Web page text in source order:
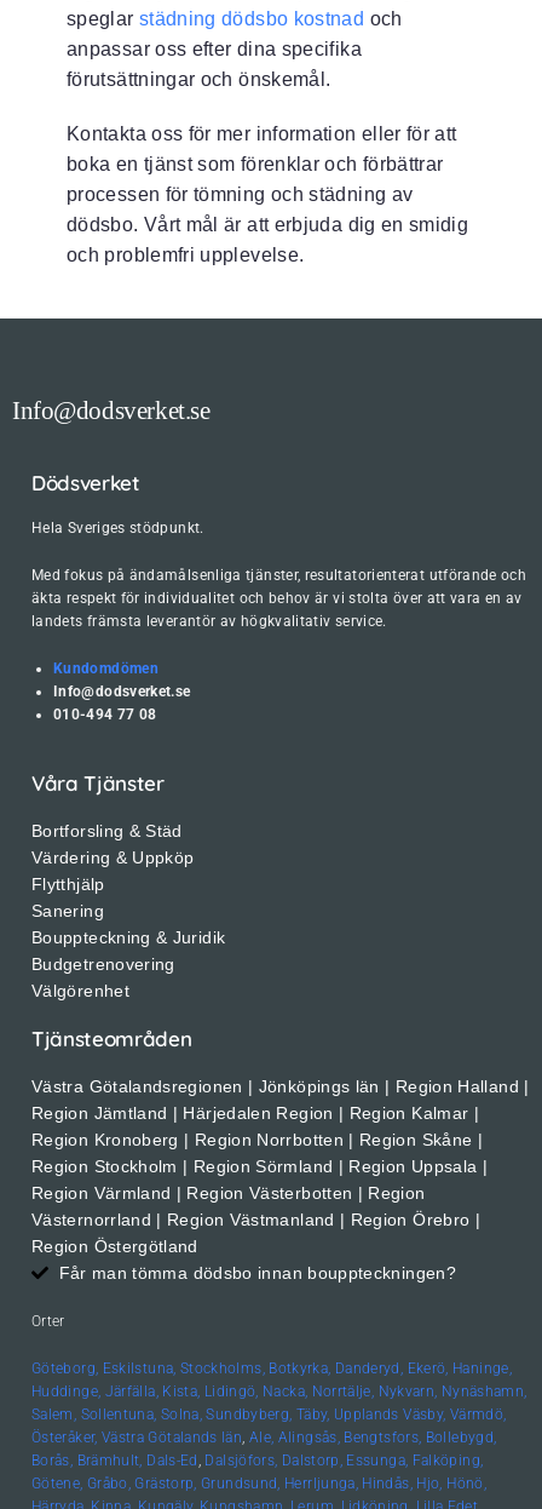
speglar städning dödsbo kostnad och
anpassar oss efter dina specifika
förutsättningar och önskemål.
Kontakta oss för mer information eller för att
boka en tjänst som förenklar och förbättrar
processen för tömning och städning av
dödsbo. Vårt mål är att erbjuda dig en smidig
och problemfri upplevelse.
Info@dodsverket.se
Dödsverket
Hela Sveriges stödpunkt.
Med fokus på ändamålsenliga tjänster, resultatorienterat utförande och
äkta respekt för individualitet och behov är vi stolta över att vara en av
landets främsta leverantör av högkvalitativ service.
Kundomdömen
Info@dodsverket.se
010-494 77 08
Våra Tjänster
Bortforsling & Städ
Värdering & Uppköp
Flytthjälp
Sanering
Bouppteckning & Juridik
Budgetrenovering
Välgörenhet
Tjänsteområden
Västra Götalandsregionen | Jönköpings län | Region Halland |
Region Jämtland | Härjedalen Region | Region Kalmar |
Region Kronoberg | Region Norrbotten | Region Skåne |
Region Stockholm | Region Sörmland | Region Uppsala |
Region Värmland | Region Västerbotten | Region
Västernorrland | Region Västmanland | Region Örebro |
Region Östergötland
Får man tömma dödsbo innan bouppteckningen?
Orter
Göteborg, Eskilstuna, Stockholms, Botkyrka, Danderyd, Ekerö, Haninge,
Huddinge, Järfälla, Kista, Lidingö, Nacka, Norrtälje, Nykvarn, Nynäshamn,
Salem, Sollentuna, Solna, Sundbyberg, Täby, Upplands Väsby, Värmdö,
Österåker, Västra Götalands län, Ale, Alingsås, Bengtsfors, Bollebygd,
Borås, Brämhult, Dals-Ed , Dalsjöfors, Dalstorp, Essunga, Falköping,
Götene, Gråbo, Grästorp, Grundsund, Herrljunga, Hindås, Hjo, Hönö,